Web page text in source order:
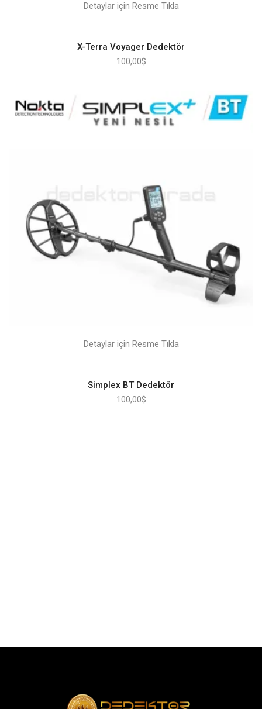
Detaylar için Resme Tıkla
X-Terra Voyager Dedektör
100,00$
Detaylar için Resme Tıkla
Simplex BT Dedektör
100,00$